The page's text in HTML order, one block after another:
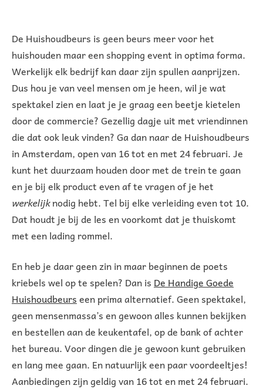
De Huishoudbeurs is geen beurs meer voor het
huishouden maar een shopping event in optima forma.
Werkelijk elk bedrijf kan daar zijn spullen aanprijzen.
Dus hou je van veel mensen om je heen, wil je wat
spektakel zien en laat je je graag een beetje kietelen
door de commercie? Gezellig dagje uit met vriendinnen
die dat ook leuk vinden? Ga dan naar de Huishoudbeurs
in Amsterdam, open van 16 tot en met 24 februari. Je
kunt het duurzaam houden door met de trein te gaan
en je bij elk product even af te vragen of je het
werkelijknodig hebt. Tel bij elke verleiding even tot 10.
Dat houdt je bij de les en voorkomt dat je thuiskomt
met een lading rommel.
En heb je daar geen zin in maar beginnen de poets
kriebels wel op te spelen? Dan is De Handige Goede
Huishoudbeurseen prima alternatief. Geen spektakel,
geen mensenmassa’s en gewoon alles kunnen bekijken
en bestellen aan de keukentafel, op de bank of achter
het bureau. Voor dingen die je gewoon kunt gebruiken
en lang mee gaan. En natuurlijk een paar voordeeltjes!
Aanbiedingen zijn geldig van 16 tot en met 24 februari.